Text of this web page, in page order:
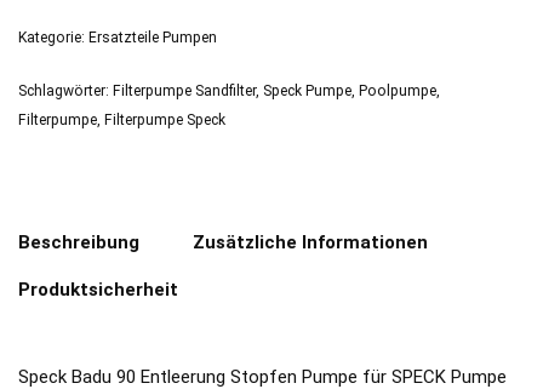
Kategorie: Ersatzteile Pumpen
Schlagwörter: Filterpumpe Sandfilter, Speck Pumpe Poolpumpe
Filterpumpe Filterpumpe Speck
Beschreibung Zusätzliche Informationen
Produktsicherheit
Speck Badu 90 Entleerung Stopfen Pumpe für SPECK Pumpe